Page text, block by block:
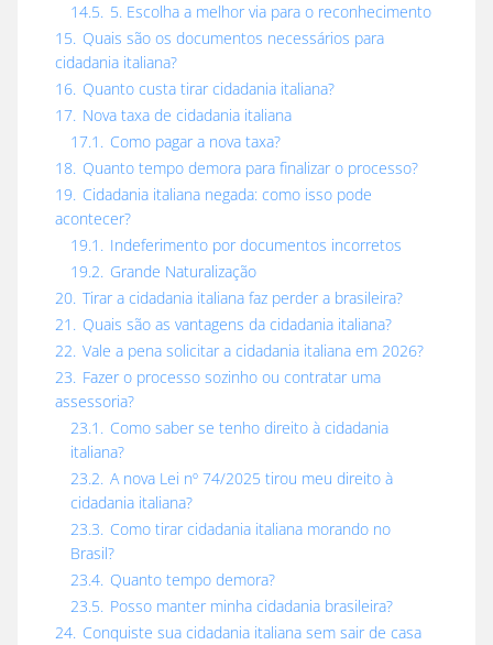
14.5. 5. Escolha a melhor via para o reconhecimento
15. Quais são os documentos necessários para
cidadania italiana?
16. Quanto custa tirar cidadania italiana?
17. Nova taxa de cidadania italiana
17.1. Como pagar a nova taxa?
18. Quanto tempo demora para finalizar o processo?
19. Cidadania italiana negada: como isso pode
acontecer?
19.1. Indeferimento por documentos incorretos
19.2. Grande Naturalização
20. Tirar a cidadania italiana faz perder a brasileira?
21. Quais são as vantagens da cidadania italiana?
22. Vale a pena solicitar a cidadania italiana em 2026?
23. Fazer o processo sozinho ou contratar uma
assessoria?
23.1. Como saber se tenho direito à cidadania
italiana?
23.2. A nova Lei nº 74/2025 tirou meu direito à
cidadania italiana?
23.3. Como tirar cidadania italiana morando no
Brasil?
23.4. Quanto tempo demora?
23.5. Posso manter minha cidadania brasileira?
24. Conquiste sua cidadania italiana sem sair de casa